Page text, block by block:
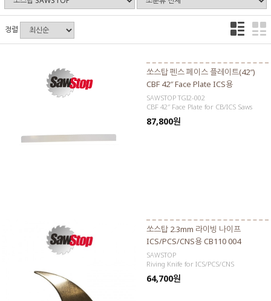
정렬
쏘스탑 펜스 페이스 플레이트(42″)
CBF 42″ Face Plate ICS용
SAWSTOP TGI2-002
CBF 42″ Face Plate for CB/ICS Saws
87,800원
쏘스탑 2.3mm 라이빙 나이프
ICS/PCS/CNS용 CB110 004
SAWSTOP
Riving Knife for ICS/PCS/CNS
64,700원